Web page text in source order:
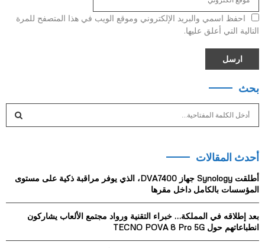
احفظ اسمي والبريد الإلكتروني وموقع الويب في هذا المتصفح للمرة
التالية التي أعلق عليها.
بحث
c
h
f
:
A
أحدث المقالات
أطلقت Synology جهاز DVA7400، الذي يوفر مراقبة ذكية على مستوى
المؤسسات بالكامل داخل مقرها
بعد إطلاقه في المملكة… خبراء التقنية ورواد مجتمع الألعاب يشاركون
انطباعاتهم حول TECNO POVA 8 Pro 5G